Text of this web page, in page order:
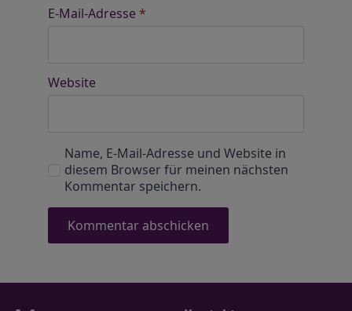
E-Mail-Adresse *
Website
Name, E-Mail-Adresse und Website in
diesem Browser für meinen nächsten
Kommentar speichern.